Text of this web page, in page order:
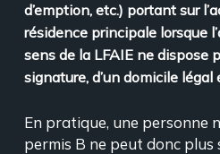
d’emption, etc.) portant sur
résidence principale lorsque
sens de la LFAIE ne dispose
signature, d’un domicile
En pratique, une personne
permis B ne peut donc plus